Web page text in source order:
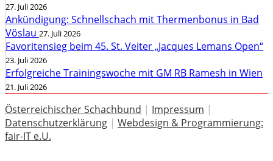
27. Juli 2026
Ankündigung: Schnellschach mit Thermenbonus in Bad
Vöslau 27. Juli 2026
Favoritensieg beim 45. St. Veiter „Jacques Lemans Open“
23. Juli 2026
Erfolgreiche Trainingswoche mit GM RB Ramesh in Wien
21. Juli 2026
Österreichischer Schachbund | Impressum |
Datenschutzerklärung | Webdesign & Programmierung:
fair-IT e.U.